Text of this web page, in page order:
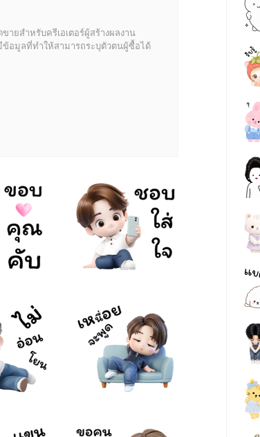
ายสำหรับครีเอเตอร์ผู้สร้างผลงาน
อมูลที่ทำให้สามารถระบุตัวตนผู้ซื้อได้